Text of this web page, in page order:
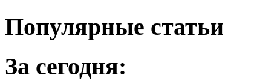
Популярные статьи
За сегодня: